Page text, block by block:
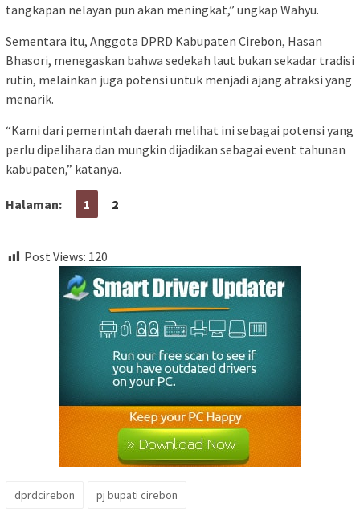
tangkapan nelayan pun akan meningkat,” ungkap Wahyu.
Sementara itu, Anggota DPRD Kabupaten Cirebon, Hasan
Bhasori, menegaskan bahwa sedekah laut bukan sekadar tradisi
rutin, melainkan juga potensi untuk menjadi ajang atraksi yang
menarik.
“Kami dari pemerintah daerah melihat ini sebagai potensi yang
perlu dipelihara dan mungkin dijadikan sebagai event tahunan
kabupaten,” katanya.
Halaman: 1 2
Post Views: 120
dprdcirebon pj bupati cirebon